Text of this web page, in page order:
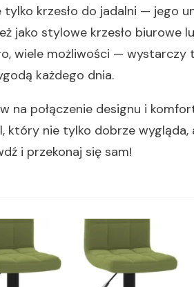
tylko krzesło do jadalni — jego
jako stylowe krzesło biurowe
wiele możliwości —
każdego dnia.
na połączenie designu i
który nie tylko dobrze wygląda,
i przekonaj się sam!